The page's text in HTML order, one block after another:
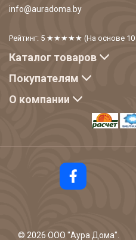
info@auradoma.by
Рейтинг: 5 ★★★★★ (На основе 10
Каталог товаров
Покупателям
О компании
© 2026 ООО "Аура Дома".